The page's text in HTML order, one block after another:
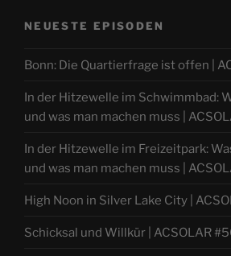
NEUESTE EPISODEN
Bonn: Die Quartierfrage ist offen |
In der Hitzewelle im Schwimmbad:
und was man machen muss |
In der Hitzewelle im Freizeitpark:
und was man machen muss |
High Noon in Silver Lake City |
Schicksal und Willkür | ACSOLAR